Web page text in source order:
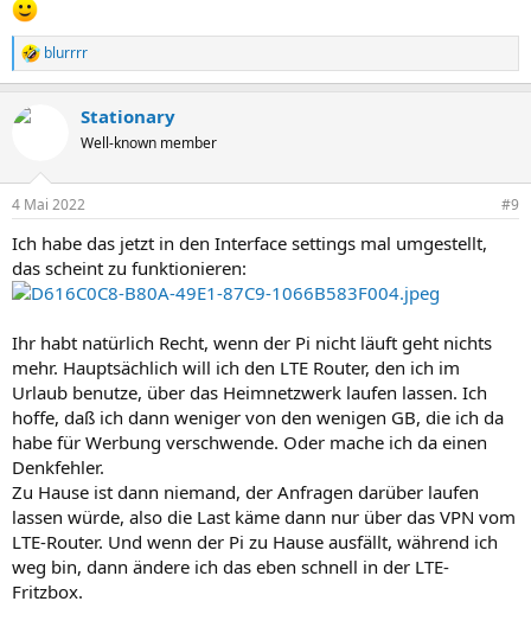
R
e
k
e
:
blurrrr
Stationary
Well-known member
4 Mai 2022 #9
Ich habe das jetzt in den Interface settings mal umgestellt,
das scheint zu funktionieren:
Ihr habt natürlich Recht, wenn der Pi nicht läuft geht nichts
mehr. Hauptsächlich will ich den LTE Router, den ich im
Urlaub benutze, über das Heimnetzwerk laufen lassen. Ich
hoffe, daß ich dann weniger von den wenigen GB, die ich da
habe für Werbung verschwende. Oder mache ich da einen
Denkfehler.
Zu Hause ist dann niemand, der Anfragen darüber laufen
lassen würde, also die Last käme dann nur über das VPN vom
LTE-Router. Und wenn der Pi zu Hause ausfällt, während ich
weg bin, dann ändere ich das eben schnell in der LTE-
Fritzbox.